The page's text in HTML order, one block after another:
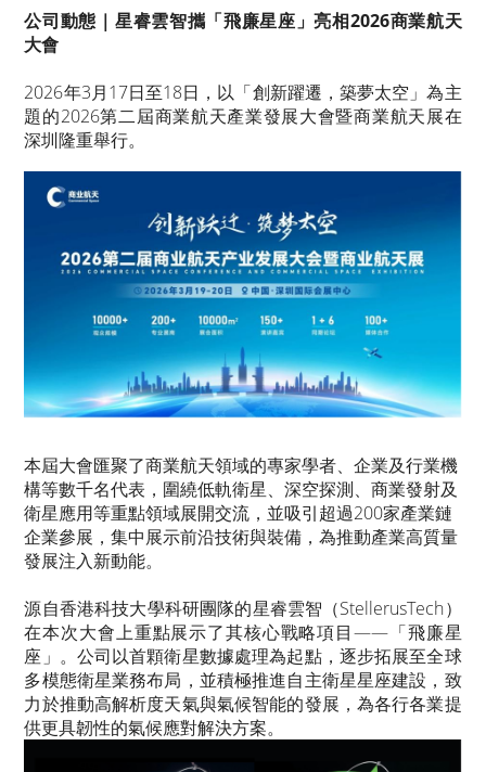
公司動態｜星睿雲智攜「飛廉星座」亮相2026商業航天
大會
2026年3月17日至18日，以「創新躍遷，築夢太空」為主
題的2026第二屆商業航天產業發展大會暨商業航天展在
深圳隆重舉行。
本屆大會匯聚了商業航天領域的專家學者、企業及行業機
構等數千名代表，圍繞低軌衛星、深空探測、商業發射及
衛星應用等重點領域展開交流，並吸引超過200家產業鏈
企業參展，集中展示前沿技術與裝備，為推動產業高質量
發展注入新動能。
源自香港科技大學科研團隊的星睿雲智（StellerusTech）
在本次大會上重點展示了其核心戰略項目——「飛廉星
座」。公司以首顆衛星數據處理為起點，逐步拓展至全球
多模態衛星業務布局，並積極推進自主衛星星座建設，致
力於推動高解析度天氣與氣候智能的發展，為各行各業提
供更具韌性的氣候應對解決方案。